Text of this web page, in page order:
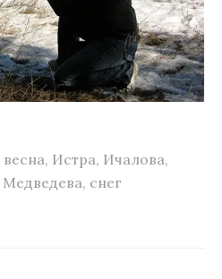
весна, Истра, Ичалова,
Медведева, снег